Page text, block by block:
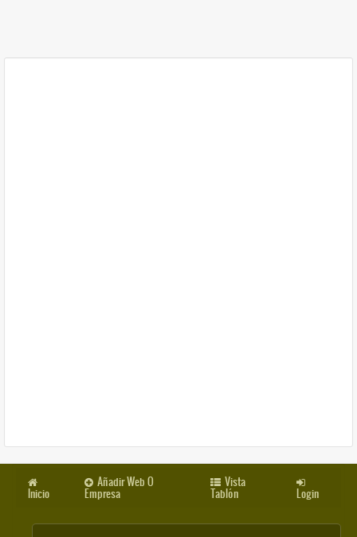
Inicio
Añadir Web O
Empresa
Vista
Tablón Login